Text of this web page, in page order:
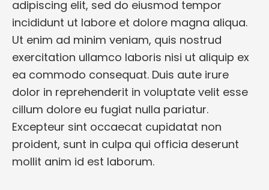
adipiscing elit, sed do eiusmod tempor
incididunt ut labore et dolore magna aliqua.
Ut enim ad minim veniam, quis nostrud
exercitation ullamco laboris nisi ut aliquip ex
ea commodo consequat. Duis aute irure
dolor in reprehenderit in voluptate velit esse
cillum dolore eu fugiat nulla pariatur.
Excepteur sint occaecat cupidatat non
proident, sunt in culpa qui officia deserunt
mollit anim id est laborum.